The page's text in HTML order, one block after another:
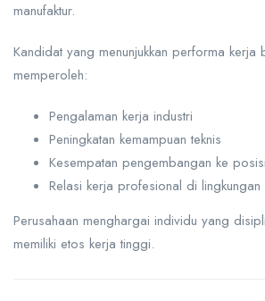
manufaktur.
Kandidat yang menunjukkan performa kerja
memperoleh:
Pengalaman kerja industri
Peningkatan kemampuan teknis
Kesempatan pengembangan ke
Relasi kerja profesional di lingkungan
Perusahaan menghargai individu yang
memiliki etos kerja tinggi.